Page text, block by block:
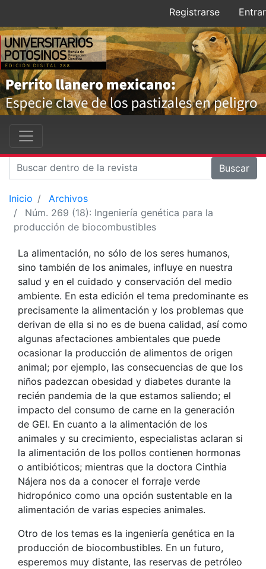
Registrarse Entrar
Buscar
Inicio
Archivos
Núm. 269 (18): Ingeniería genética para la
producción de biocombustibles
La alimentación, no sólo de los seres humanos,
sino también de los animales, influye en nuestra
salud y en el cuidado y conservación del medio
ambiente. En esta edición el tema predominante es
precisamente la alimentación y los problemas que
derivan de ella si no es de buena calidad, así como
algunas afectaciones ambientales que puede
ocasionar la producción de alimentos de origen
animal; por ejemplo, las consecuencias de que los
niños padezcan obesidad y diabetes durante la
recién pandemia de la que estamos saliendo; el
impacto del consumo de carne en la generación
de GEI. En cuanto a la alimentación de los
animales y su crecimiento, especialistas aclaran si
la alimentación de los pollos contienen hormonas
o antibióticos; mientras que la doctora Cinthia
Nájera nos da a conocer el forraje verde
hidropónico como una opción sustentable en la
alimentación de varias especies animales.
Otro de los temas es la ingeniería genética en la
producción de biocombustibles. En un futuro,
esperemos muy distante, las reservas de petróleo